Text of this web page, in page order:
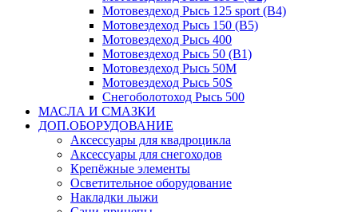
Мотовездеход Рысь 125 sport (B4)
Мотовездеход Рысь 150 (B5)
Мотовездеход Рысь 400
Мотовездеход Рысь 50 (B1)
Мотовездеход Рысь 50M
Мотовездеход Рысь 50S
Снегоболотоход Рысь 500
МАСЛА И СМАЗКИ
ДОП.ОБОРУДОВАНИЕ
Аксессуары для квадроцикла
Аксессуары для снегоходов
Крепёжные элементы
Осветительное оборудование
Накладки лыжи